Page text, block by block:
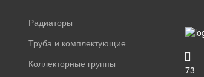
Радиаторы
Труба и комплектующие
Коллекторные группы
73